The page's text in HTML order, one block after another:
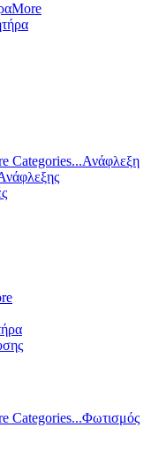
More
Categories...Ανάφλεξη
Categories...Φωτισμός